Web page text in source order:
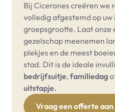
Bij Cicerones creëren we
volledig afgestemd op uw
groepsgrootte. Laat onze
gezelschap meenemen
plekjes en de meest
stad. Dit is de ideale
bedrijfsuitje,familiedag
uitstapje.
Vraag een offerte aan